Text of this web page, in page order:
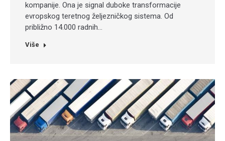
kompanije. Ona je signal duboke transformacije
evropskog teretnog željezničkog sistema. Od
približno 14.000 radnih…
Više